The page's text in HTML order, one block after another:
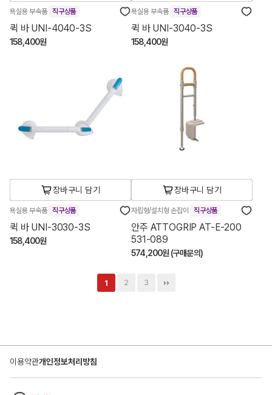
욕실용 부속품 직구상품
퀵 바 UNI-4040-3S
158,400원
욕실용 부속품 직구상품
퀵 바 UNI-3040-3S
158,400원
장바구니 담기
욕실용 부속품 직구상품
퀵 바 UNI-3030-3S
158,400원
장바구니 담기
자립형/설치형 손잡이 직구상품
안주 ATTOGRIP AT-E-200
531-089
574,200원 (구매문의)
1 2 3
이용약관개인정보처리방침